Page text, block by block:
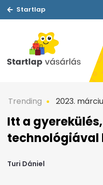
Startlap
Trending 2023.
Itt a
technológiával
Turi Dániel